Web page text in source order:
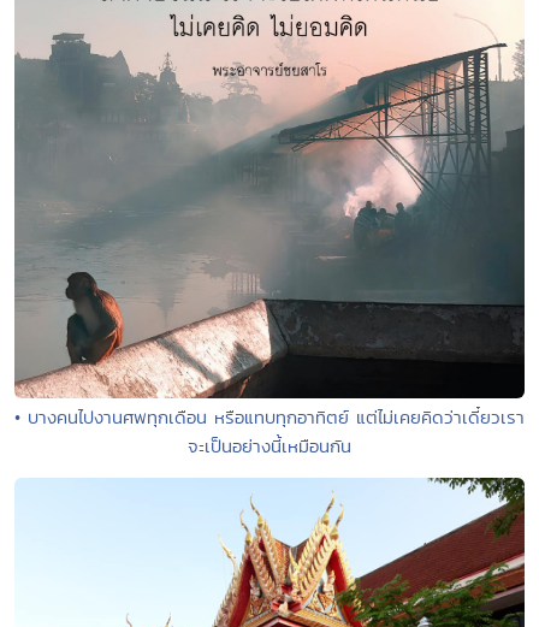
• บางคนไปงานศพทุกเดือน หรือแทบทุกอาทิตย์ แต่ไม่เคยคิดว่าเดี๋ยวเรา
จะเป็นอย่างนี้เหมือนกัน